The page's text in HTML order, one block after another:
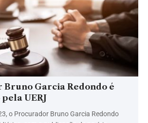
Garcia Redondo é
UERJ
o Procurador Bruno Garcia Redondo